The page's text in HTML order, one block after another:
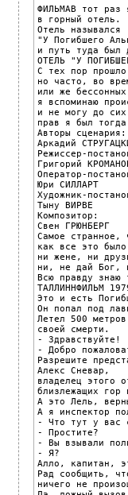
ФИЛЬМАВ тот раз
в горный отель.
Отель назывался
"У Погибшего
и путь туда был
ОТЕЛЬ "У
С тех пор
но часто, во
или же
я вспоминаю
и не могу до
прав я был
Авторы сценария:
Аркадий
Режиссер-
Григорий
Оператор-
Юри СИЛЛАРТ
Художник-
Тыну ВИРВЕ
Композитор:
Свен ГРЮНБЕРГ
Самое странное,
как все это
ни жене, ни
ни, не дай Бог,
Всю правду знаю
ТАЛЛИННФИЛЬМ
Это и есть
Он попал под
Летел 500
своей смерти.
- Здравствуйте!
- Добро
Разрешите
Алекс Сневар,
владелец этого
близлежащих гор
А это Лель,
А я инспектор
- Что тут у вас
- Простите?
- Вы взывали
- Я?
Алло, капитан,
Рад сообщить,
ничего не